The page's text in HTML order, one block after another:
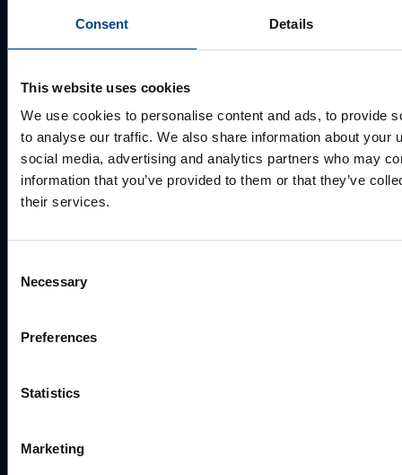
Consent Details
This website uses cookies
We use cookies to personalise content and ads, to provide
to analyse our traffic. We also share information about your
social media, advertising and analytics partners who may
information that you’ve provided to them or that they’ve
their services.
Selection
Necessary
Preferences
Statistics
Marketing
E-post *
Telefoni number